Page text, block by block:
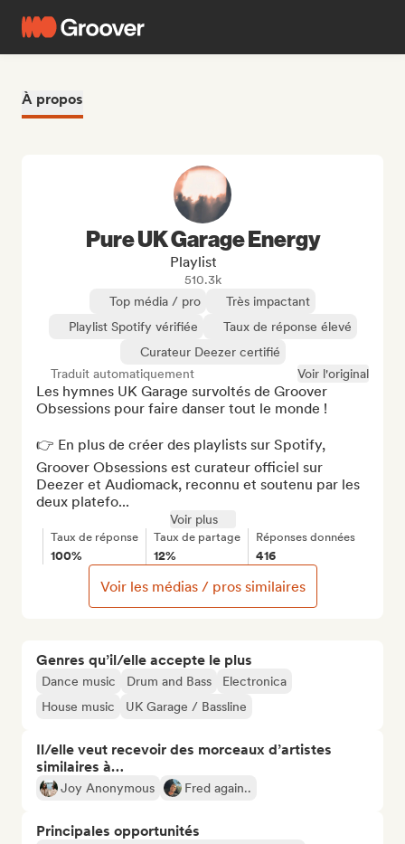
À propos
Genres qu’il/elle accepte le plus
Dance music Drum and Bass
Electronica
House music
UK Garage / Bassline
Il/elle veut recevoir des morceaux d’artistes
similaires à…
Joy Anonymous Fred again..
Principales opportunités
Pure UK Garage Energy
Playlist
510.3k
Top média / pro
Très impactant
Playlist Spotify vérifiée
Taux de réponse élevé
Curateur Deezer certifié
Traduit automatiquement
Voir l'original
Les hymnes UK Garage survoltés de Groover
Obsessions pour faire danser tout le monde !
👉 En plus de créer des playlists sur Spotify,
Groover Obsessions est curateur officiel sur
Deezer et Audiomack, reconnu et soutenu par les
deux platefo...
Voir plus
Taux de réponse
100%
Taux de partage
12%
Réponses données
416
Voir les médias / pros similaires